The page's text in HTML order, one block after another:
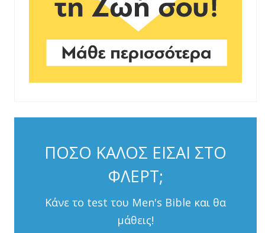
ΠΟΣΟ ΚΑΛΟΣ ΕΙΣΑΙ ΣΤΟ
ΦΛΕΡΤ;
Κάνε το test του Men's Bible και θα
μάθεις!